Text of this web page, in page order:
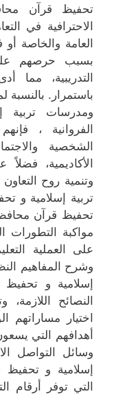
تحفيظ قرآن
الاحترافية في
العامة والخاصة
بسبب حرصهم
التدريبية، مما
باستمرار. بالنسبة
ومدرسات تربية
الفروانية ،
الشخصية
الأكاديمية،
وتنمية روح
تربية إسلامية و
تحفيظ قرآن
مواكبة التطورات
على العملية
وشرح المفاهيم
إسلامية و تحفيظ
النصائح
اختيار مساراتهم
أهدافهم التي
وسائل التواصل
إسلامية و
التي توفر أرقام